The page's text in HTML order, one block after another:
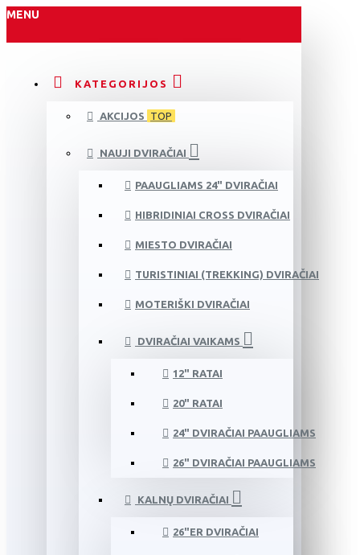
MENU
KATEGORIJOS
AKCIJOS TOP
NAUJI DVIRAČIAI
PAAUGLIAMS 24" DVIRAČIAI
HIBRIDINIAI CROSS DVIRAČIAI
MIESTO DVIRAČIAI
TURISTINIAI (TREKKING) DVIRAČIAI
MOTERIŠKI DVIRAČIAI
DVIRAČIAI VAIKAMS
12" RATAI
20" RATAI
24" DVIRAČIAI PAAUGLIAMS
26" DVIRAČIAI PAAUGLIAMS
KALNŲ DVIRAČIAI
26"ER DVIRAČIAI